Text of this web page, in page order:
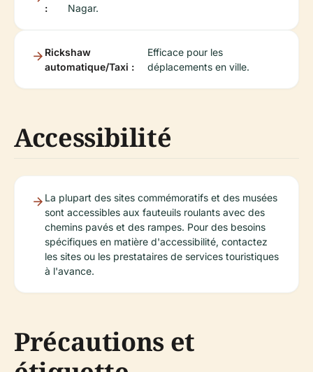
:
Nagar.
Rickshaw
automatique/Taxi :
Efficace pour les
déplacements en ville.
Accessibilité
La plupart des sites commémoratifs et des musées
sont accessibles aux fauteuils roulants avec des
chemins pavés et des rampes. Pour des besoins
spécifiques en matière d'accessibilité, contactez
les sites ou les prestataires de services touristiques
à l'avance.
Précautions et